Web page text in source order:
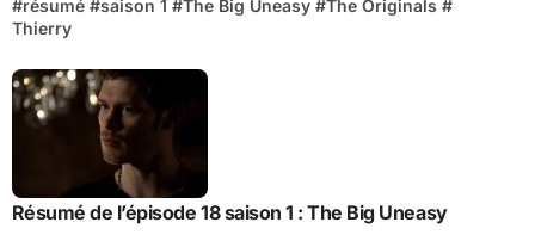
#résumé #saison 1 #The Big Uneasy #The Originals #
Thierry
Résumé de l’épisode 18 saison 1 : The Big Uneasy